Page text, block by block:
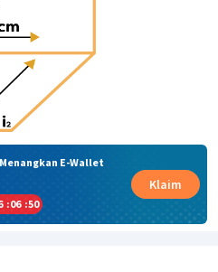
E-Wallet
:06 :50
Klaim